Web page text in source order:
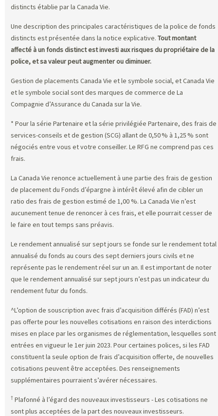
distincts établie par la Canada Vie.
Une description des principales caractéristiques de la police de fonds
distincts est présentée dans la notice explicative. Tout montant
affecté à un fonds distinct est investi aux risques du propriétaire de la
police, et sa valeur peut augmenter ou diminuer.
Gestion de placements Canada Vie et le symbole social, et Canada Vie
et le symbole social sont des marques de commerce de La
Compagnie d’Assurance du Canada sur la Vie.
* Pour la série Partenaire et la série privilégiée Partenaire, des frais de
services-conseils et de gestion (SCG) allant de 0,50 % à 1,25 % sont
négociés entre vous et votre conseiller. Le RFG ne comprend pas ces
frais.
La Canada Vie renonce actuellement à une partie des frais de gestion
de placement du Fonds d’épargne à intérêt élevé afin de cibler un
ratio des frais de gestion estimé de 1,00 %. La Canada Vie n’est
aucunement tenue de renoncer à ces frais, et elle pourrait cesser de
le faire en tout temps sans préavis.
Le rendement annualisé sur sept jours se fonde sur le rendement total
annualisé du fonds au cours des sept derniers jours civils et ne
représente pas le rendement réel sur un an. Il est important de noter
que le rendement annualisé sur sept jours n’est pas un indicateur du
rendement futur du fonds.
^L’option de souscription avec frais d’acquisition différés (FAD) n’est
pas offerte pour les nouvelles cotisations en raison des interdictions
mises en place par les organismes de réglementation, lesquelles sont
entrées en vigueur le 1er juin 2023. Pour certaines polices, si les FAD
constituent la seule option de frais d’acquisition offerte, de nouvelles
cotisations peuvent être acceptées. Des renseignements
supplémentaires pourraient s’avérer nécessaires.
† Plafonné à l’égard des nouveaux investisseurs - Les cotisations ne
sont plus acceptées de la part des nouveaux investisseurs.